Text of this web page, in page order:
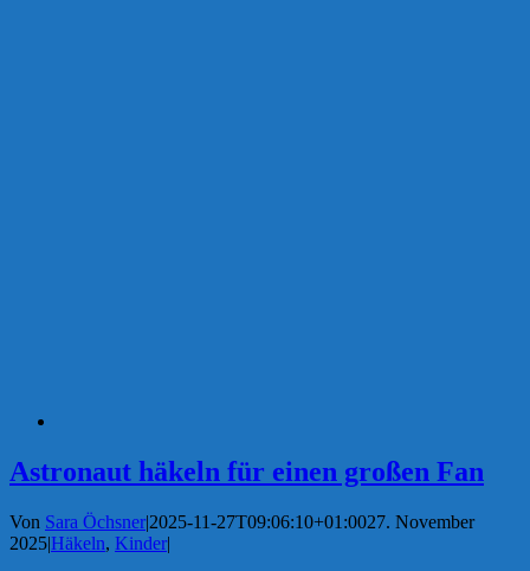
Astronaut häkeln für einen großen Fan
Von Sara Öchsner|2025-11-27T09:06:10+01:0027. November
2025|Häkeln, Kinder|